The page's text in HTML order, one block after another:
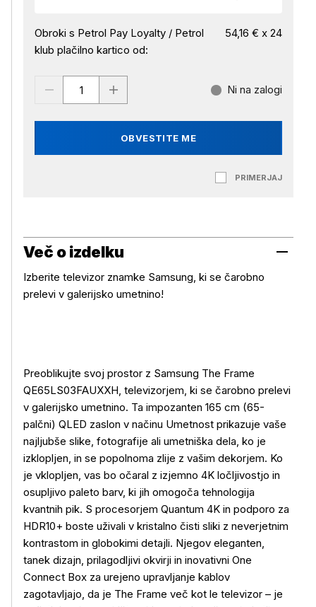
Obroki s Petrol Pay Loyalty / Petrol
klub plačilno kartico od:
54,16 € x 24
OBVESTITE ME
Ni na zalogi
PRIMERJAJ
Več o izdelku
Izberite televizor znamke Samsung, ki se čarobno
prelevi v galerijsko umetnino!
Preoblikujte svoj prostor z Samsung The Frame
QE65LS03FAUXXH, televizorjem, ki se čarobno prelevi
v galerijsko umetnino. Ta impozanten 165 cm (65-
palčni) QLED zaslon v načinu Umetnost prikazuje vaše
najljubše slike, fotografije ali umetniška dela, ko je
izklopljen, in se popolnoma zlije z vašim dekorjem. Ko
je vklopljen, vas bo očaral z izjemno 4K ločljivostjo in
osupljivo paleto barv, ki jih omogoča tehnologija
kvantnih pik. S procesorjem Quantum 4K in podporo za
HDR10+ boste uživali v kristalno čisti sliki z neverjetnim
kontrastom in globokimi detajli. Njegov eleganten,
tanek dizajn, prilagodljivi okvirji in inovativni One
Connect Box za urejeno upravljanje kablov
zagotavljajo, da je The Frame več kot le televizor – je